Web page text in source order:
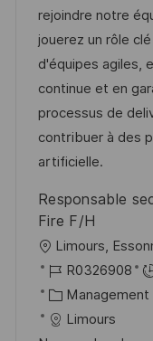
i
s
a
t
i
o
n
r
e
n
c
e
d
u
o
e
é
g
o
r
i
e
rejoindre notre
jouerez un rôle
d'équipes agiles,
continue et en
processus de
contribuer à des
artificielle.
Responsable
Fire F/H
o
c
a
Limours,
R
é
f
R0326908
C
a
Management
Limours